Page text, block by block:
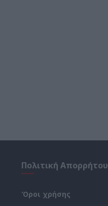
Πολιτική Απορρήτου
Όροι χρήσης